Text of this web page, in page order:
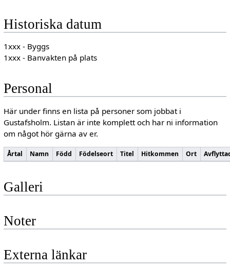
Historiska datum
1xxx - Byggs
1xxx - Banvakten på plats
Personal
Här under finns en lista på personer som jobbat i
Gustafsholm. Listan är inte komplett och har ni information
om något hör gärna av er.
Årtal Namn Född Födelseort Titel Hitkommen Ort
Galleri
Noter
Externa länkar